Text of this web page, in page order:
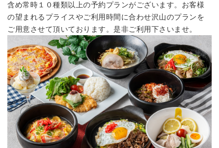
含め常時１０種類以上の予約プランがございます。お客様
の望まれるプライスやご利用時間に合わせ沢山のプランを
ご用意させて頂いております。是非ご利用下さいませ。